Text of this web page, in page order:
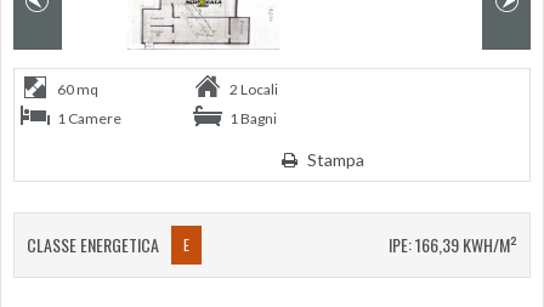
60 mq
2 Locali
1 Camere
1 Bagni
Stampa
CLASSE ENERGETICA E IPE: 166,39 KWH/M²